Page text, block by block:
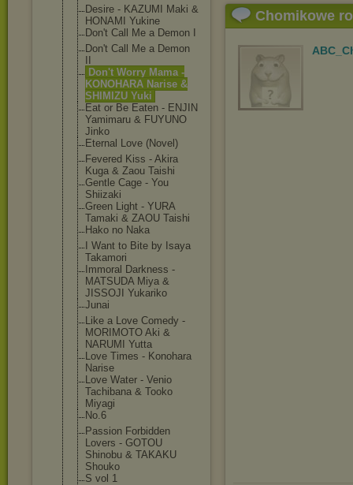
Desire - KAZUMI Maki &
HONAMI Yukine
Don't Call Me a Demon I
Don't Call Me a Demon
Don't Worry Mama -
KONOHARA Narise &
SHIMIZU Yuki
Eat or Be Eaten - ENJIN
Yamimaru & FUYUNO
Jinko
Eternal Love (Novel)
Fevered Kiss - Akira
Kuga & Zaou Taishi
Gentle Cage - You
Shiizaki
Green Light - YURA
Tamaki & ZAOU Taishi
Hako no Naka
I Want to Bite by Isaya
Takamori
Immoral Darkness -
MATSUDA Miya &
JISSOJI Yukariko
Junai
Like a Love Comedy -
MORIMOTO Aki &
NARUMI Yutta
Love Times - Konohara
Narise
Love Water - Venio
Tachibana & Tooko
Miyagi
No.6
Passion Forbidden
Lovers - GOTOU
Shinobu & TAKAKU
Shouko
S vol 1
Chomikowe